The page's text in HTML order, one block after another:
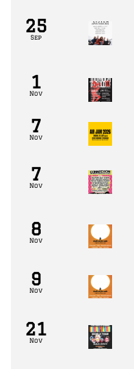
25
Sep
1
Nov
7
Nov
7
Nov
8
Nov
9
Nov
21
Nov